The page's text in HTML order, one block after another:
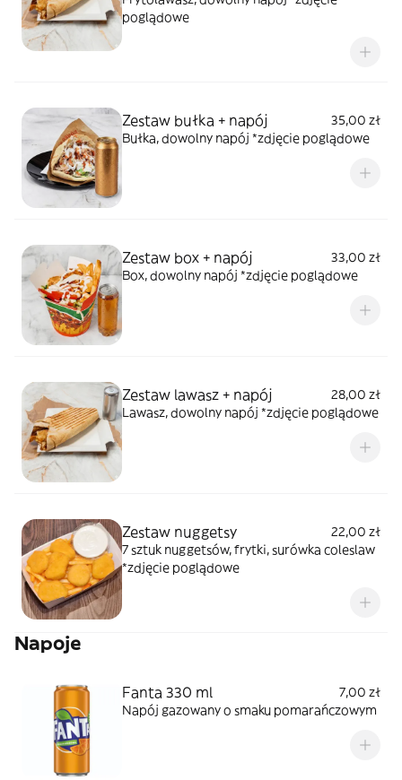
poglądowe
Zestaw bułka + napój
35,00 zł
Bułka, dowolny napój *zdjęcie poglądowe
Zestaw box + napój
33,00 zł
Box, dowolny napój *zdjęcie poglądowe
Zestaw lawasz + napój
28,00 zł
Lawasz, dowolny napój *zdjęcie poglądowe
Zestaw nuggetsy
22,00 zł
7 sztuk nuggetsów, frytki, surówka coleslaw
*zdjęcie poglądowe
Napoje
Fanta 330 ml
7,00 zł
Napój gazowany o smaku pomarańczowym